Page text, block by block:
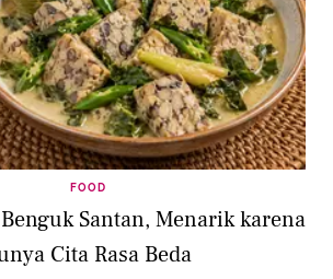
FOOD
Santan, Menarik karena
Cita Rasa Beda